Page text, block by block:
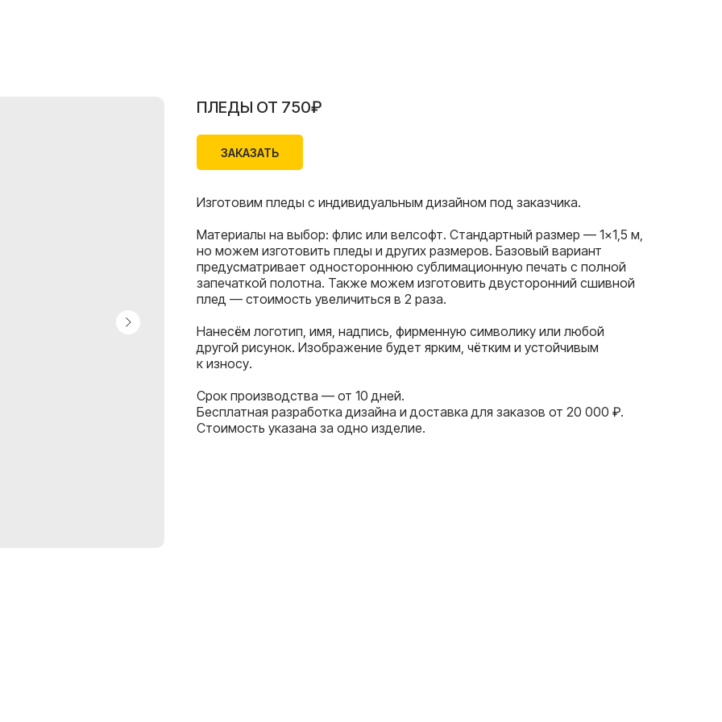
ПЛЕДЫ ОТ 750₽
ЗАКАЗАТЬ
Изготовим пледы с индивидуальным дизайном под заказчика.
Материалы на выбор: флис или велсофт. Стандартный размер — 1×1,5 м,
но можем изготовить пледы и других размеров. Базовый вариант
предусматривает одностороннюю сублимационную печать с полной
запечаткой полотна. Также можем изготовить двусторонний сшивной
плед — стоимость увеличиться в 2 раза.
Нанесём логотип, имя, надпись, фирменную символику или любой
другой рисунок. Изображение будет ярким, чётким и устойчивым
к износу.
Срок производства — от 10 дней.
Бесплатная разработка дизайна и доставка для заказов от 20 000 ₽.
Стоимость указана за одно изделие.